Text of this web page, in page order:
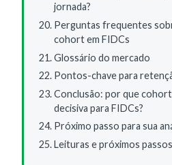
jornada?
Perguntas frequentes
cohort em FIDCs
Glossário do mercado
Pontos-chave para
Conclusão: por que
decisiva para FIDCs?
Próximo passo para sua
Leituras e próximos passos